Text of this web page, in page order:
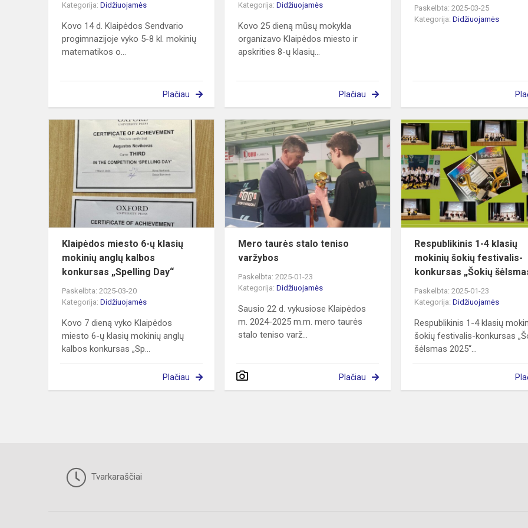
Kategorija: Didžiuojamės
Kovo 14 d. Klaipėdos Sendvario
progimnazijoje vyko 5-8 kl. mokinių
matematikos o...
Plačiau
Kategorija:Didžiuojamės
Kovo 25 dieną mūsų mokykla
organizavo Klaipėdos miesto ir
apskrities 8-ų klasių...
Plačiau
Paskelbta: 2025-03-25
Kategorija:Didžiuojamės
Klaipėdos
miesto
klasių
mokinių
kalbos
konkursas...
Klaipėdos miesto 6-ų klasių
mokinių anglų kalbos
konkursas „Spelling Day“
Paskelbta: 2025-03-20
Kategorija: Didžiuojamės
Kovo 7 dieną vyko Klaipėdos
miesto 6-ų klasių mokinių anglų
kalbos konkursas „Sp...
Plačiau
Mero
taurės
stalo
teniso
varžybos
Mero taurės stalo teniso
varžybos
Paskelbta: 2025-01-23
Kategorija:Didžiuojamės
Sausio 22 d. vykusiose Klaipėdos
m. 2024-2025 m.m. mero taurės
stalo teniso varž...
Plačiau
Respublikinis 1-4 klasių
mokinių šokių festivalis-
konkursas „Šokių
Paskelbta: 2025-01-23
Kategorija:Didžiuojamės
Respublikinis 1-4 klasių
šokių festivalis-konkursas
šėlsmas 2025“...
Tvarkaraščiai